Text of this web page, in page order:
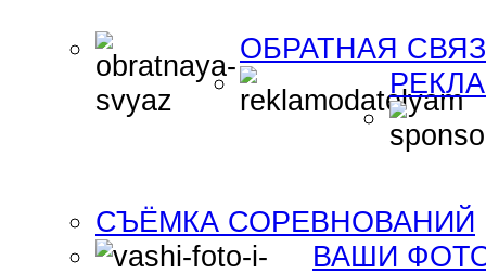
ОБРАТНАЯ
СЪЁМКА СОРЕВНОВАНИЙ
ВАШИ